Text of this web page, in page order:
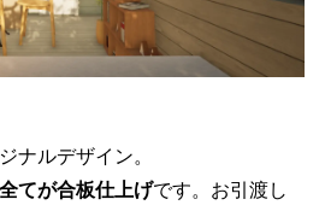
ナルデザイン。
てが合板仕上げです。お引渡し